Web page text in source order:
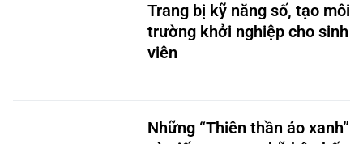
Trang bị kỹ năng số, tạo môi
trường khởi nghiệp cho sinh
viên
Những “Thiên thần áo xanh”